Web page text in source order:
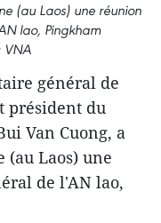
(au Laos) une réunion
lao, Pingkham
VNA
général de
président du
Van Cuong, a
(au Laos) une
de l'AN lao,